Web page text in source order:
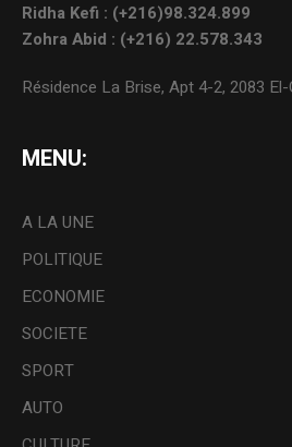
Ridha Kefi : (+216)98.324.899
Zohra Abid : (+216) 22.578.343
Résidence La Brise, Apt 4-2, 2083
MENU:
A LA UNE
POLITIQUE
ECONOMIE
SOCIETE
SPORT
AUTO